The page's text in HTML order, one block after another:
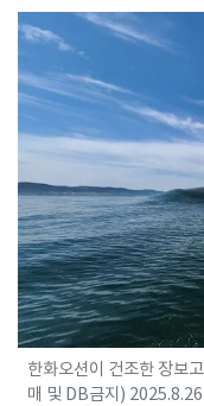
한화오션이 건조한 장보
매 및 DB금지)